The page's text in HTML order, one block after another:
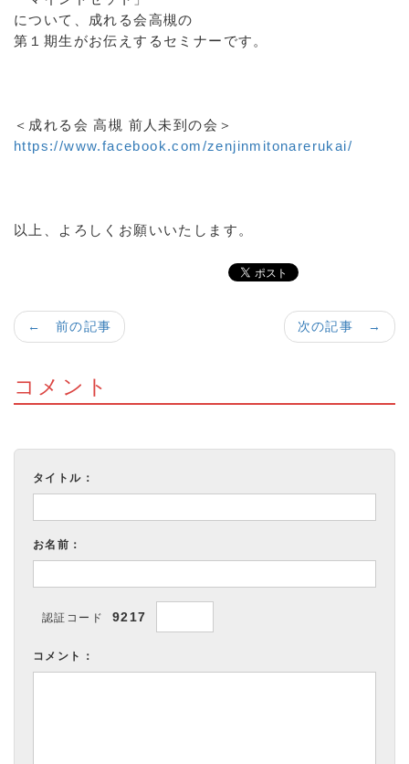
について、成れる会高槻の
第１期生がお伝えするセミナーです。
＜成れる会 高槻 前人未到の会＞
https://www.facebook.com/zenjinmitonarerukai/
以上、よろしくお願いいたします。
次の記事 →
← 前の記事
コメント
タイトル：
お名前：
認証コード 9217
コメント：